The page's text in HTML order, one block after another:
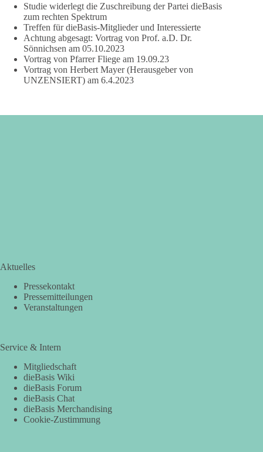
Studie widerlegt die Zuschreibung der Partei dieBasis
zum rechten Spektrum
Treffen für dieBasis-Mitglieder und Interessierte
Achtung abgesagt: Vortrag von Prof. a.D. Dr.
Sönnichsen am 05.10.2023
Vortrag von Pfarrer Fliege am 19.09.23
Vortrag von Herbert Mayer (Herausgeber von
UNZENSIERT) am 6.4.2023
Aktuelles
Pressekontakt
Pressemitteilungen
Veranstaltungen
Service & Intern
Mitgliedschaft
dieBasis Wiki
dieBasis Forum
dieBasis Chat
dieBasis Merchandising
Cookie-Zustimmung